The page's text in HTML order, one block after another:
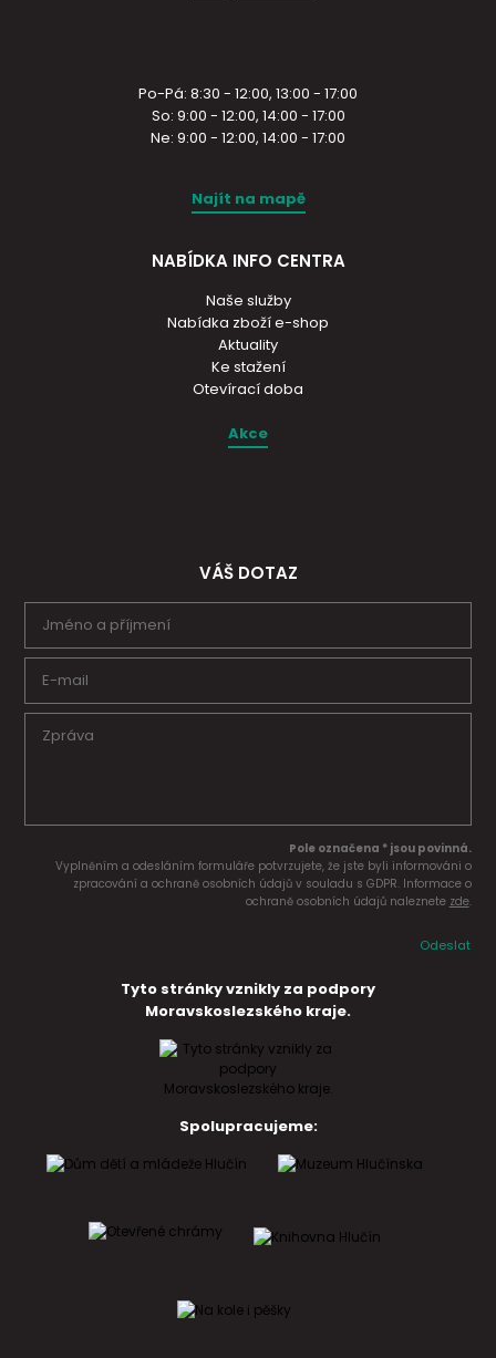
Po-Pá: 8:30 - 12:00, 13:00 - 17:00
So: 9:00 - 12:00, 14:00 - 17:00
Ne: 9:00 - 12:00, 14:00 - 17:00
Najít na mapě
NABÍDKA INFO CENTRA
Naše služby
Nabídka zboží e-shop
Aktuality
Ke stažení
Otevírací doba
Akce
VÁŠ DOTAZ
Pole označena * jsou povinná.
Vyplněním a odesláním formuláře potvrzujete, že jste byli informováni o
zpracování a ochraně osobních údajů v souladu s GDPR. Informace o
ochraně osobních údajů naleznete zde.
Odeslat
Tyto stránky vznikly za podpory
Moravskoslezského kraje.
Spolupracujeme: